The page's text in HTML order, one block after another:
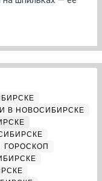
В НОВОСИБИРСКЕ
ГОРОСКОП